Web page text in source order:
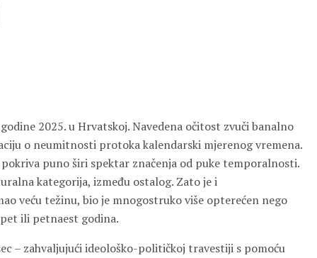
2025. u Hrvatskoj. Navedena očitost zvuči banalno
o neumitnosti protoka kalendarski mjerenog vremena.
puno širi spektar značenja od puke temporalnosti.
kategorija, između ostalog. Zato je i
veću težinu, bio je mnogostruko više opterećen nego
ili petnaest godina.
– zahvaljujući ideološko-političkoj travestiji s pomoću